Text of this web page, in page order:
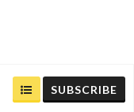
SUBSCRIBE